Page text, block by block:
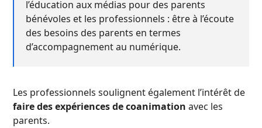
l’éducation aux médias pour des parents
bénévoles et les professionnels : être à l’écoute
des besoins des parents en termes
d’accompagnement au numérique.
Les professionnels soulignent également l’intérêt de
faire des expériences de coanimation avec les
parents.